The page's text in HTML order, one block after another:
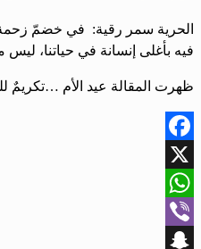
الحرية سمر رقية: في خضمّ زحمة
فيه بأغلى إنسانة في حياتنا،
ظهرت المقالة عيد الأم …تكريمٌ
Facebook
X
WhatsApp
Viber